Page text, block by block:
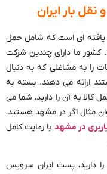
بار ایران
یافته ای است که شامل حمل
کشور ما دارای چندین شرکت
به مشاغلی که به دنبال
ارائه می دهند. بسته به
به آن را دارید، شما می
مثال اگر در مشهد هستید،
در مشهد با رعایت کامل
را دارید، پست ایران سرویس